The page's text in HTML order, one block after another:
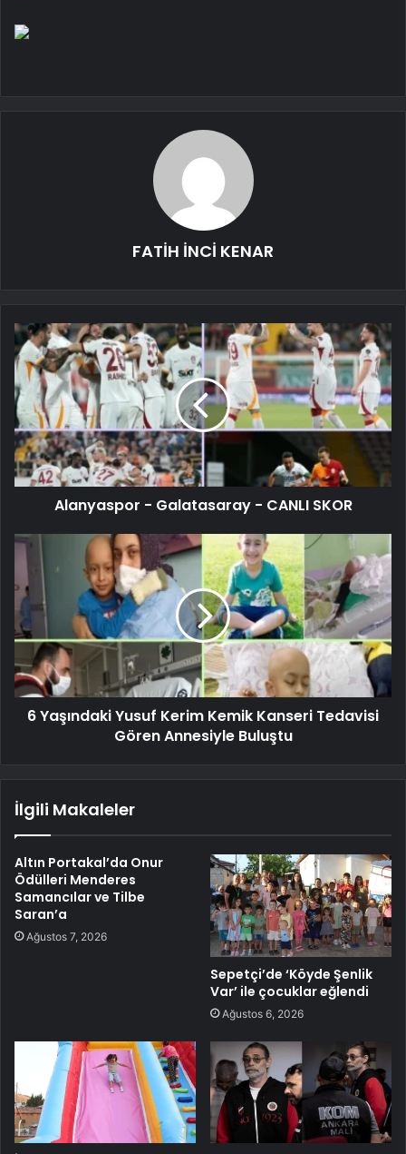
FATİH İNCİ KENAR
Alanyaspor - Galatasaray - CANLI SKOR
6 Yaşındaki Yusuf Kerim Kemik Kanseri Tedavisi
Gören Annesiyle Buluştu
İlgili Makaleler
Altın Portakal’da Onur
Ödülleri Menderes
Samancılar ve Tilbe
Saran’a
Ağustos 7, 2026
Sepetçi’de ‘Köyde Şenlik
Var’ ile çocuklar eğlendi
Ağustos 6, 2026